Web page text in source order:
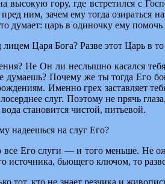
гору, где встретился с
ним, зачем ему тогда
думает: царь в одиночку ему
Царя Бога? Разве этот Царь в
Не Он ли неслышно касался
Почему же ты тогда Его
Именно грех заставляет
слуг. Поэтому не прячь
становится чистой, питьевой.
надеешься на слуг Его?
все Его слуги — и того меньше.
бьющего ключом, то
тот, кто не знает резчика и